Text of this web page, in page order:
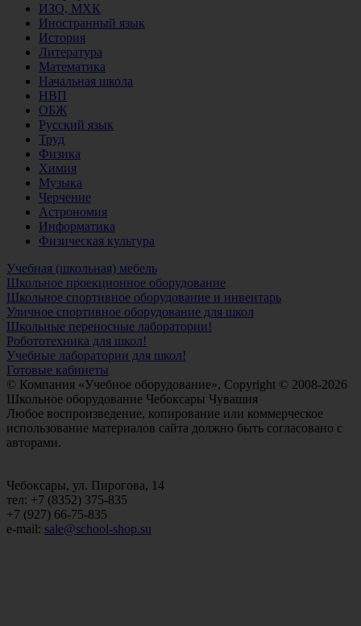
ИЗО, МХК
Иностранный язык
История
Литература
Математика
Начальная школа
НВП
ОБЖ
Русский язык
Труд
Физика
Химия
Музыка
Черчение
Астрономия
Информатика
Физическая культура
Учебная (школьная) мебель
Школьное проекционное оборудование
Школьное спортивное оборудование и инвентарь
Уличное спортивное оборудование для школ
Школьные переносные лаборатории!
Робототехника для школ!
Учебные лаборатории для школ!
Готовые кабинеты
© Компания «Учебное оборудование», Copyright © 2008-2026
Школьное оборудование Чебоксары Чувашия
Любое воспроизведение, копирование или коммерческое
использование материалов сайта должно быть согласовано с
авторами.
Чебоксары, ул. Пирогова, 14
тел: +7 (8352) 375-835
+7 (927) 66-75-835
e-mail: sale@school-shop.su